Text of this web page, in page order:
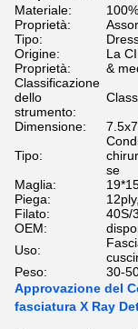
Materiale:
Proprietà:
Tipo:
Origine:
La
Proprietà:
&
Classificazione
dello
strumento:
Dimensione:
Tipo:
se
Maglia:
Piega:
Filato:
40S/
OEM:
Uso:
Peso:
30-
Approvazione del
fasciatura X Ray